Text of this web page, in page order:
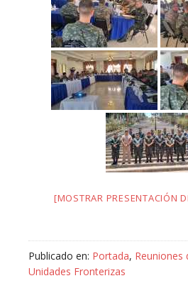
[MOSTRAR PRESENTACIÓN
Publicado en: Portada, Reuniones
Unidades Fronterizas